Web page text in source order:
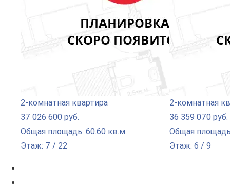
2-комнатная квартира
37 026 600 руб.
Общая площадь: 60.60 кв.м
Этаж: 7 / 22
2-комнатная
36 359 070 руб.
Общая
Этаж: 6 / 9